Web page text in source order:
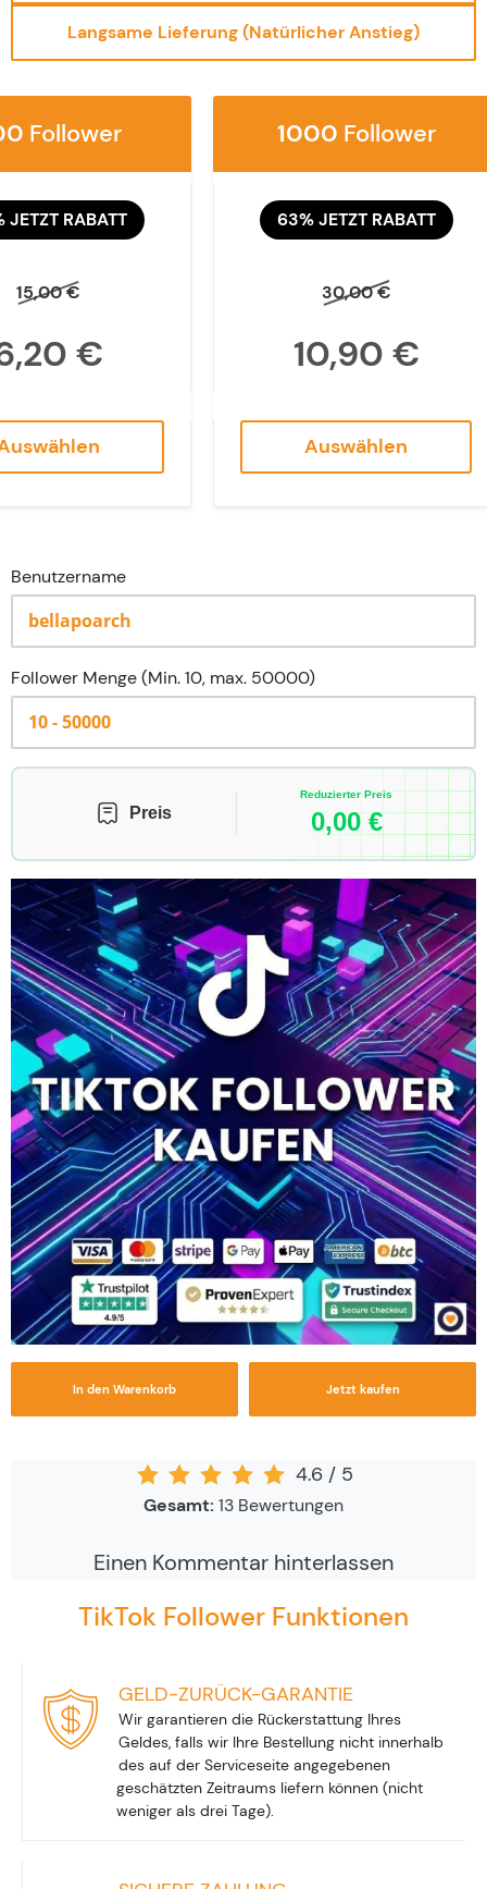
Langsame Lieferung (Natürlicher Anstieg)
Follower
JETZT RABATT
15,00 €
€
1000 Follower
63% JETZT RABATT
30,00 €
10,90 €
Auswählen
Benutzername
Follower Menge (Min. 10, max. 50000)
Preis
Reduzierter Preis
0,00€
In den Warenkorb Jetzt kaufen
4.6/ 5
Gesamt: 13 Bewertungen
Einen Kommentar hinterlassen
TikTok Follower Funktionen
GELD-ZURÜCK-GARANTIE
Wir garantieren die Rückerstattung Ihres
Geldes, falls wir Ihre Bestellung nicht innerhalb
des auf der Serviceseite angegebenen
geschätzten Zeitraums liefern können (nicht
weniger als drei Tage).